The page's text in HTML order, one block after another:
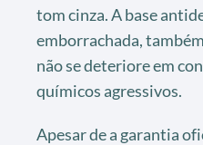
tom cinza. A base
emborrachada,
não se deteriore em
químicos agressivos.
Apesar de a garantia